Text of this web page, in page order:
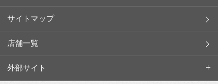
サイトマップ
店舗一覧
外部サイト